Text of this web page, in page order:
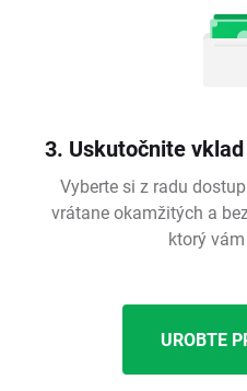
3. Uskutočnite
Vyberte si z radu
vrátane okamžitých a
ktorý
UROBTE